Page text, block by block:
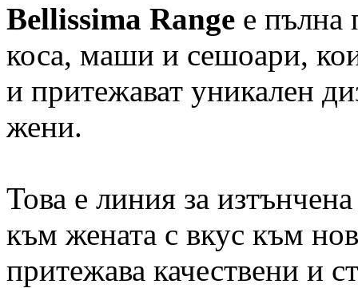
Bellissima Range е пълна
коса, маши и сешоари,
и притежават уникален
жени.
Това е линия за
към жената с вкус към
притежава качествени и